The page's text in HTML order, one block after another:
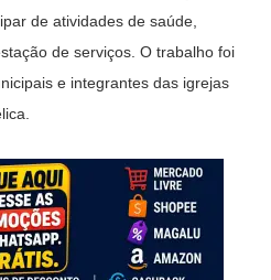
de atividades de saúde,
de serviços. O trabalho foi
e integrantes das igrejas